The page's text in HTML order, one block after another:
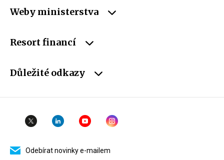
Weby ministerstva
Resort financí
Důležité odkazy
Odebírat novinky e-mailem